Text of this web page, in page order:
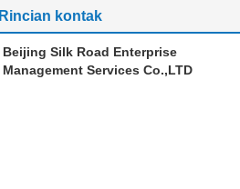
Rincian kontak
Beijing Silk Road Enterprise
Management Services Co.,LTD